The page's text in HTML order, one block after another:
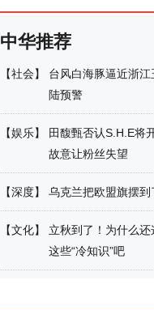
中华推荐
【社会】
台风白海豚逼近浙
陆预警
【娱乐】
田馥甄否认S.H.E将
故意让粉丝失望
【深度】 乌克兰把欧盟旗摆到
【文化】
立秋到了！为什么
这些“冷知识”吧